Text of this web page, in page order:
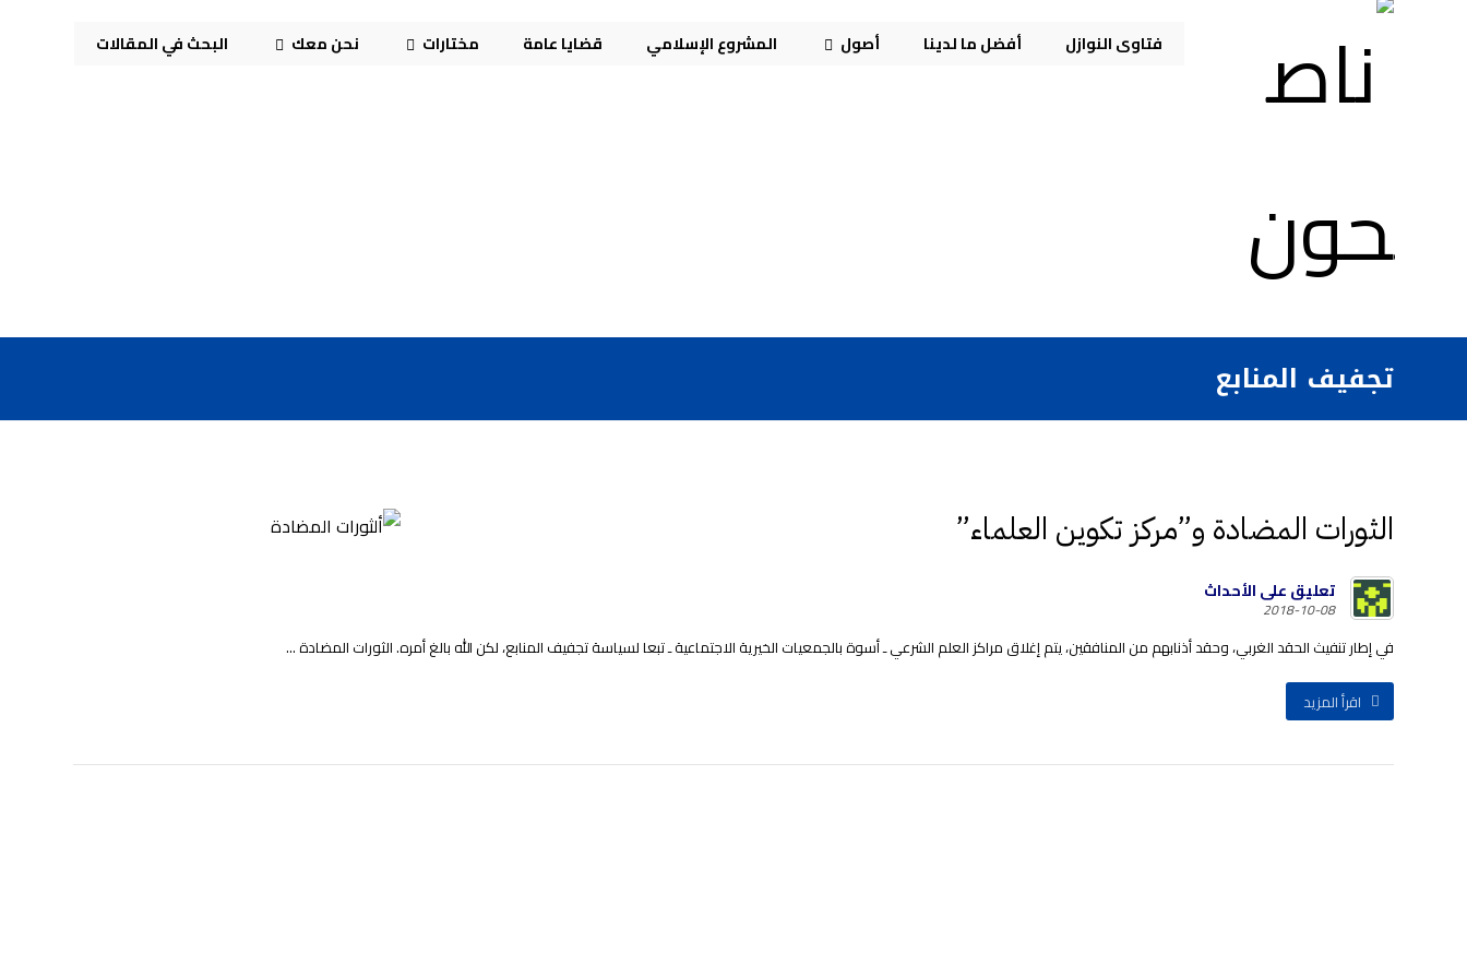
فتاوى النوازل أفضل ما لدينا أصول المشروع الإسلامي قضايا عامة مختارات نحن معك البحث في المقالات
تجفيف المنابع
الثورات المضادة و”مركز تكوين العلماء”
تعليق على الأحداث
2018-10-08
في إطار تنفيث الحقد الغربي، وحقد أذنابهم من المنافقين، يتم إغلاق مراكز العلم الشرعي ـ أسوة بالجمعيات الخيرية الاجتماعية ـ تبعا لسياسة تجفيف المنابع، لكن الله بالغ أمره. الثورات المضادة ...
اقرأ المزيد